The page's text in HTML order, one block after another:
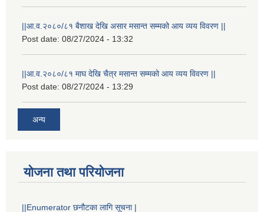
||आ.व.२०८०/८१ बैशाख देखि असार मसान्त सम्मको आय व्यय विवरण ||
Post date: 08/27/2024 - 13:32
||आ.व.२०८०/८१ माघ देखि चैत्र मसान्त सम्मको आय व्यय विवरण ||
Post date: 08/27/2024 - 13:29
अन्य
योजना तथा परियोजना
||Enumerator छनौटका लागि सूचना |